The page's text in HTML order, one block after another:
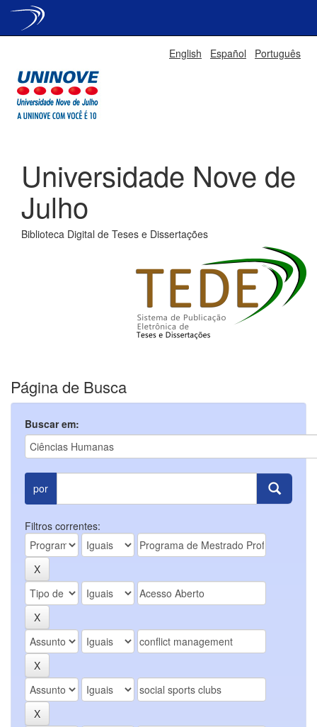
English Español Português
Universidade Nove de
Julho
Biblioteca Digital de Teses e Dissertações
Página de Busca
Buscar em:
por
Filtros correntes: